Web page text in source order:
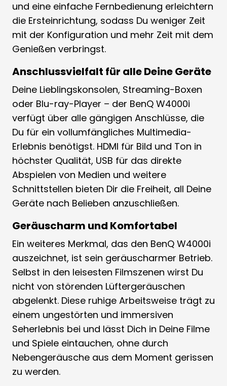
und eine einfache Fernbedienung erleichtern
die Ersteinrichtung, sodass Du weniger Zeit
mit der Konfiguration und mehr Zeit mit dem
Genießen verbringst.
Anschlussvielfalt für alle Deine Geräte
Deine Lieblingskonsolen, Streaming-Boxen
oder Blu-ray-Player – der BenQ W4000i
verfügt über alle gängigen Anschlüsse, die
Du für ein vollumfängliches Multimedia-
Erlebnis benötigst. HDMI für Bild und Ton in
höchster Qualität, USB für das direkte
Abspielen von Medien und weitere
Schnittstellen bieten Dir die Freiheit, all Deine
Geräte nach Belieben anzuschließen.
Geräuscharm und Komfortabel
Ein weiteres Merkmal, das den BenQ W4000i
auszeichnet, ist sein geräuscharmer Betrieb.
Selbst in den leisesten Filmszenen wirst Du
nicht von störenden Lüftergeräuschen
abgelenkt. Diese ruhige Arbeitsweise trägt zu
einem ungestörten und immersiven
Seherlebnis bei und lässt Dich in Deine Filme
und Spiele eintauchen, ohne durch
Nebengeräusche aus dem Moment gerissen
zu werden.